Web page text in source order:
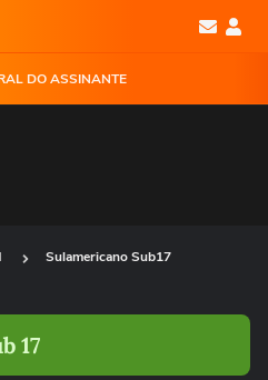
DO ASSINANTE
Sulamericano Sub17
17